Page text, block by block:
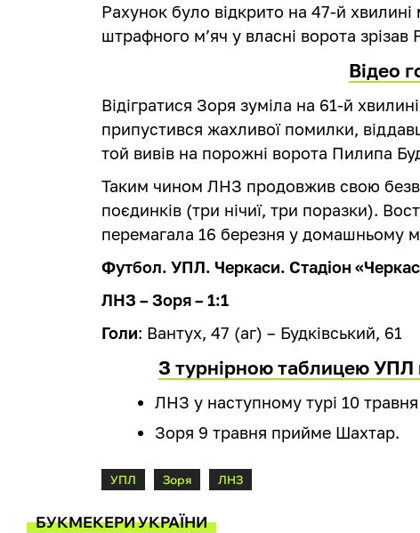
Рахунок було відкрито на 47-й хвилині
штрафного м’яч у власні ворота зрізав
Відео
Відігратися Зоря зуміла на 61-й
припустився жахливої помилки,
той вивів на порожні ворота Пилипа
Таким чином ЛНЗ продовжив свою
поєдинків (три нічиї, три поразки).
перемагала 16 березня у домашньому
Футбол. УПЛ. Черкаси. Стадіон
ЛНЗ – Зоря – 1:1
Голи: Вантух, 47 (аг) – Будківський, 61
З турнірною таблицею
ЛНЗ у наступному турі 10
Зоря 9 травня прийме Шахтар.
УПЛ Зоря ЛНЗ
БУКМЕКЕРИ УКРАЇНИ